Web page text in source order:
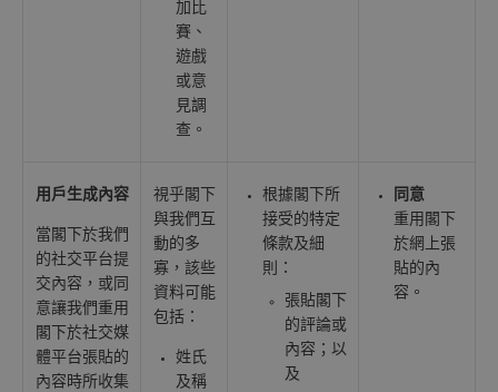
加比
賽、
遊戲
或意
見調
查。
用戶生成內容
當閣下於我們
的社交平台提
交內容，或同
意讓我們重用
閣下於社交媒
體平台張貼的
內容時所收集
視乎閣下
與我們互
動的多
寡，該些
資料可能
包括：
姓氏
及稱
根據閣下所
接受的特定
條款及細
則：
張貼閣下
的評論或
內容；以
及
同意
重用閣下
於網上張
貼的內
容。